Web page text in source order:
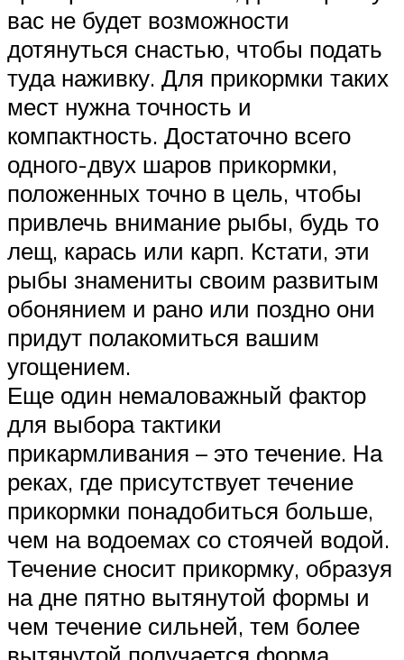
вас не будет возможности
дотянуться снастью, чтобы подать
туда наживку. Для прикормки таких
мест нужна точность и
компактность. Достаточно всего
одного-двух шаров прикормки,
положенных точно в цель, чтобы
привлечь внимание рыбы, будь то
лещ, карась или карп. Кстати, эти
рыбы знамениты своим развитым
обонянием и рано или поздно они
придут полакомиться вашим
угощением.
Еще один немаловажный фактор
для выбора тактики
прикармливания – это течение. На
реках, где присутствует течение
прикормки понадобиться больше,
чем на водоемах со стоячей водой.
Течение сносит прикормку, образуя
на дне пятно вытянутой формы и
чем течение сильней, тем более